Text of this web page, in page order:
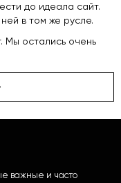
до идеала сайт.
в том же русле.
Мы остались очень
важные и часто